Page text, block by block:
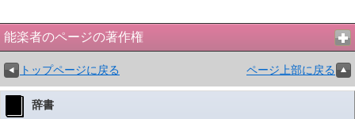
能楽者のページの著作権
トップページに戻る ページ上部に戻る
辞書